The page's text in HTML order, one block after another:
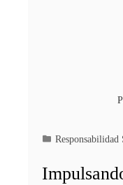
Responsabilidad